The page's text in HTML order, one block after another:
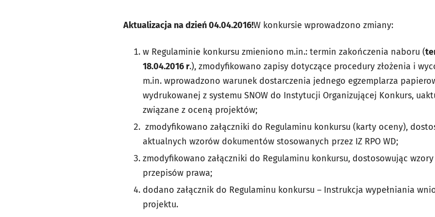
Aktualizacja na dzień 04.04.2016!W konkursie wprowadzono zmiany:
w Regulaminie konkursu zmieniono m.in.: termin zakończenia naboru (
18.04.2016 r.), zmodyfikowano zapisy dotyczące procedury złożenia i
m.in. wprowadzono warunek dostarczenia jednego egzemplarza
wydrukowanej z systemu SNOW do Instytucji Organizującej Konkurs,
związane z oceną projektów;
zmodyfikowano załączniki do Regulaminu konkursu (karty oceny),
aktualnych wzorów dokumentów stosowanych przez IZ RPO WD;
zmodyfikowano załączniki do Regulaminu konkursu, dostosowując
przepisów prawa;
dodano załącznik do Regulaminu konkursu – Instrukcja wypełniania
projektu.